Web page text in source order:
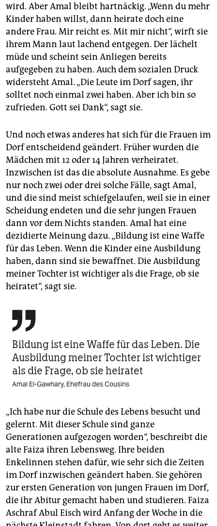
wird. Aber Amal bleibt hartnäckig. „Wenn du mehr
Kinder haben willst, dann heirate doch eine
andere Frau. Mir reicht es. Mit mir nicht“, wirft sie
ihrem Mann laut lachend entgegen. Der lächelt
müde und scheint sein Anliegen bereits
aufgegeben zu haben. Auch dem sozialen Druck
widersteht Amal. „Die Leute im Dorf sagen, ihr
solltet noch einmal zwei haben. Aber ich bin so
zufrieden. Gott sei Dank“, sagt sie.
Und noch etwas anderes hat sich für die Frauen im
Dorf entscheidend geändert. Früher wurden die
Mädchen mit 12 oder 14 Jahren verheiratet.
Inzwischen ist das die absolute Ausnahme. Es gebe
nur noch zwei oder drei solche Fälle, sagt Amal,
und die sind meist schiefgelaufen, weil sie in einer
Scheidung endeten und die sehr jungen Frauen
dann vor dem Nichts standen. Amal hat eine
dezidierte Meinung dazu. „Bildung ist eine Waffe
für das Leben. Wenn die Kinder eine Ausbildung
haben, dann sind sie bewaffnet. Die Ausbildung
meiner Tochter ist wichtiger als die Frage, ob sie
heiratet“, sagt sie.

Bildung ist eine Waffe für das Leben. Die
Ausbildung meiner Tochter ist wichtiger
als die Frage, ob sie heiratet
Amal El-Gawhary, Ehefrau des Cousins
„Ich habe nur die Schule des Lebens besucht und
gelernt. Mit dieser Schule sind ganze
Generationen aufgezogen worden“, beschreibt die
alte Faiza ihren Lebensweg. Ihre beiden
Enkelinnen stehen dafür, wie sehr sich die Zeiten
im Dorf inzwischen geändert haben. Sie gehören
zur ersten Generation von jungen Frauen im Dorf,
die ihr ­Abitur gemacht haben und studieren. Faiza
Aschraf Abul Eisch wird Anfang der Woche in die